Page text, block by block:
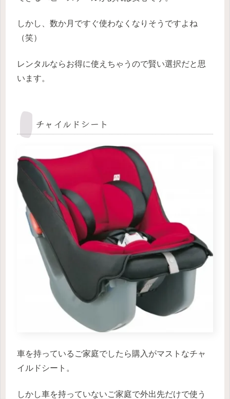
しかし、数か月ですぐ使わなくなりそうですよね
（笑）
レンタルならお得に使えちゃうので賢い選択だと思
います。
チャイルドシート
車を持っているご家庭でしたら購入がマストなチャ
イルドシート。
しかし車を持っていないご家庭で外出先だけで使う